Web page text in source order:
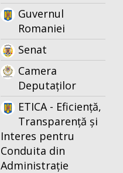
Guvernul
Romaniei
Senat
Camera
Deputaților
ETICA - Eficiență,
Transparență și
Interes pentru
Conduita din
Administrație